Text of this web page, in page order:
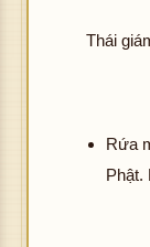
Thái
Rứa
Phật.